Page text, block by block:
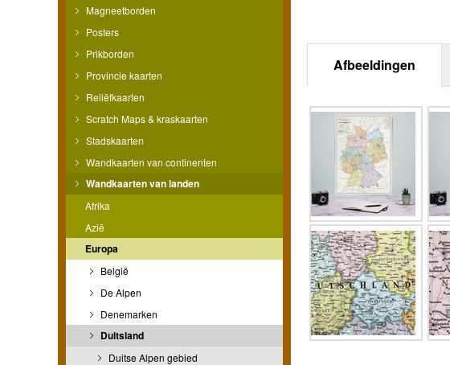
Magneetborden
Posters
Prikborden
Provincie kaarten
Reliëfkaarten
Scratch Maps & kraskaarten
Stadskaarten
Wandkaarten van continenten
Wandkaarten van landen
Afrika
Azië
Europa
België
De Alpen
Denemarken
Duitsland
Duitse Alpen gebied
Afbeeldingen